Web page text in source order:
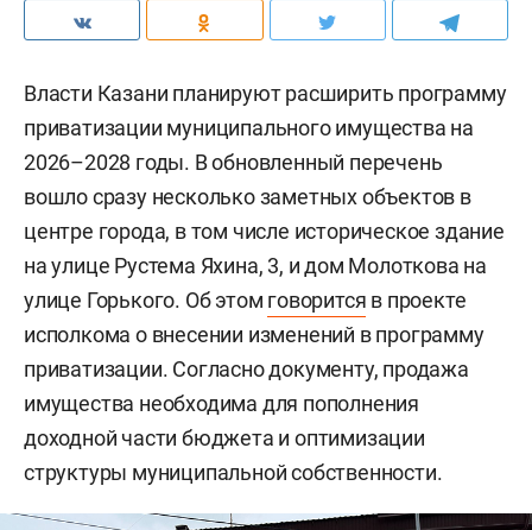
Власти Казани планируют расширить программу
приватизации муниципального имущества на
2026–2028 годы. В обновленный перечень
вошло сразу несколько заметных объектов в
центре города, в том числе историческое здание
на улице Рустема Яхина, 3, и дом Молоткова на
улице Горького. Об этом говорится в проекте
исполкома о внесении изменений в программу
приватизации. Согласно документу, продажа
имущества необходима для пополнения
доходной части бюджета и оптимизации
структуры муниципальной собственности.